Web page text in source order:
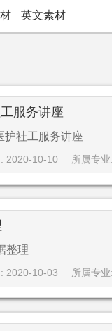
英文素材
服务讲座
护社工服务讲座
: 2020-10-10 所属专业:
整理
: 2020-10-03 所属专业: